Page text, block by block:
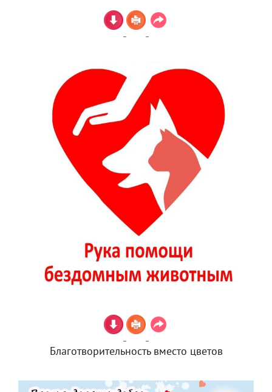
Благотворительность вместо цветов